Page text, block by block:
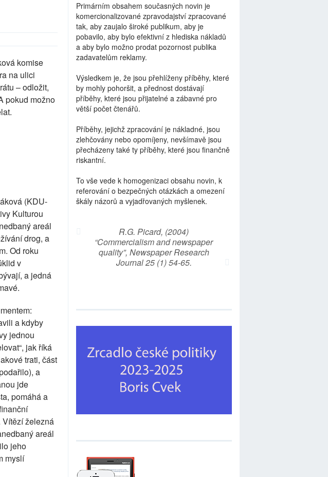
komise
na ulici
– odložit,
pokud možno
(KDU-
Kulturou
areál
drog, a
Od roku
v
a jedná
a kdyby
jednou
jak říká
trati, část
a
jde
pomáhá a
Vítězí železná
areál
jeho
myslí
Primárním obsahem současných novin je
komercionalizované zpravodajství zpracované
tak, aby zaujalo široké publikum, aby je
pobavilo, aby bylo efektivní z hlediska nákladů
a aby bylo možno prodat pozornost publika
zadavatelům reklamy.
Výsledkem je, že jsou přehlíženy příběhy, které
by mohly pohoršit, a přednost dostávají
příběhy, které jsou přijatelné a zábavné pro
větší počet čtenářů.
Příběhy, jejichž zpracování je nákladné, jsou
zlehčovány nebo opomíjeny, nevšímavě jsou
přecházeny také ty příběhy, které jsou finančně
riskantní.
To vše vede k homogenizaci obsahu novin, k
referování o bezpečných otázkách a omezení
škály názorů a vyjadřovaných myšlenek.
R.G. Picard, (2004)
“Commercialism and newspaper
quality”, Newspaper Research
Journal 25 (1) 54-65.